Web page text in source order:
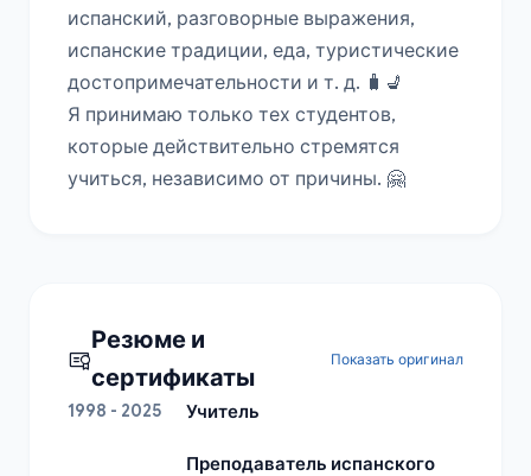
испанский, разговорные выражения,
испанские традиции, еда, туристические
достопримечательности и т. д. 🧳💺
Я принимаю только тех студентов,
которые действительно стремятся
учиться, независимо от причины. 🤗
Резюме и
сертификаты
Показать оригинал
1998 - 2025 Учитель
Преподаватель испанского